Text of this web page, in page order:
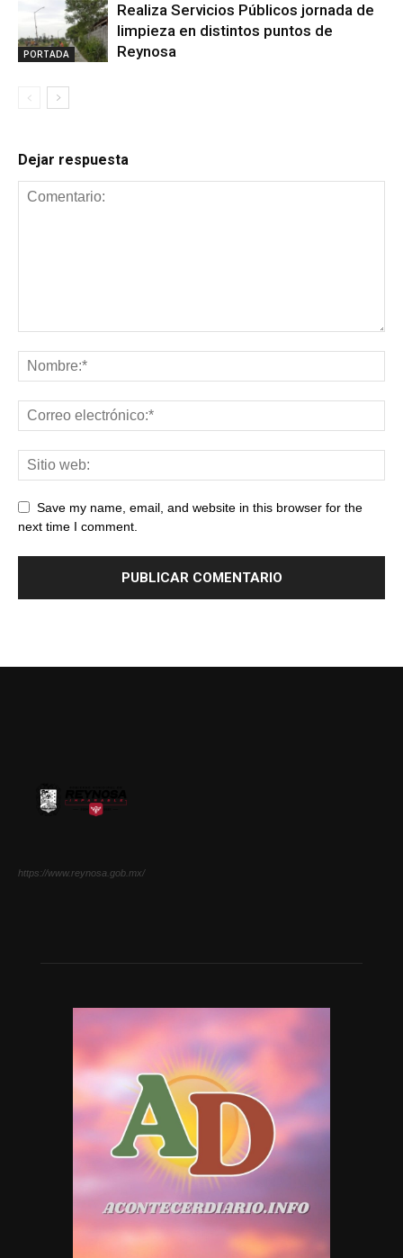
PORTADA
Realiza Servicios Públicos jornada de
limpieza en distintos puntos de
Reynosa
Dejar respuesta
Save my name, email, and website in this browser for the
next time I comment.
https://www.reynosa.gob.mx/